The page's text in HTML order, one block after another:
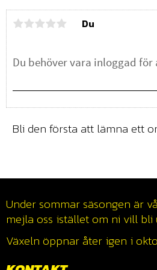
Du
Bli den första att lämna ett
Under sommar säsongen är
mejla oss istället om ni vill bli
Växeln öppnar åter igen i